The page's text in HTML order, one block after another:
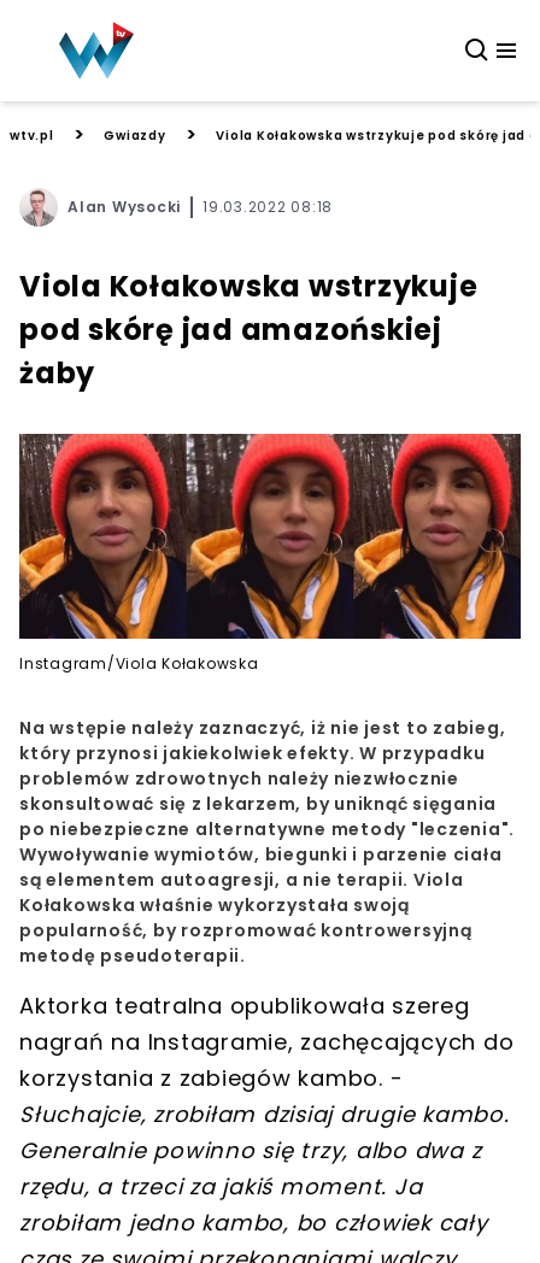
wtv.pl > Gwiazdy > Viola Kołakowska wstrzykuje pod skórę jad
Alan Wysocki 19.03.2022 08:18
Viola Kołakowska wstrzykuje
pod skórę jad amazońskiej
żaby
Instagram/Viola Kołakowska
Na wstępie należy zaznaczyć, iż nie jest to zabieg,
który przynosi jakiekolwiek efekty. W przypadku
problemów zdrowotnych należy niezwłocznie
skonsultować się z lekarzem, by uniknąć sięgania
po niebezpieczne alternatywne metody "leczenia".
Wywoływanie wymiotów, biegunki i parzenie ciała
są elementem autoagresji, a nie terapii. Viola
Kołakowska właśnie wykorzystała swoją
popularność, by rozpromować kontrowersyjną
metodę pseudoterapii.
Aktorka teatralna opublikowała szereg
nagrań na Instagramie, zachęcających do
korzystania z zabiegów kambo. -
Słuchajcie, zrobiłam dzisiaj drugie kambo.
Generalnie powinno się trzy, albo dwa z
rzędu, a trzeci za jakiś moment. Ja
zrobiłam jedno kambo, bo człowiek cały